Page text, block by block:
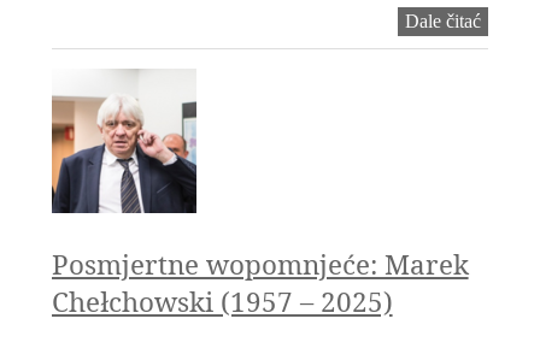
Dale čitać
Posmjertne wopomnjeće: Marek
Chełchowski (1957 – 2025)